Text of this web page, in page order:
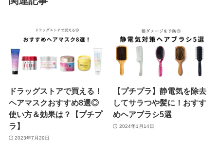
ドラッグストアで買える！
ヘアマスクおすすめ8選◎
使い方＆効果は？【プチプ
ラ】
2023年7月29日
【プチプラ】静電気を除去
してサラつや髪に！おすす
めヘアブラシ5選
2024年1月14日